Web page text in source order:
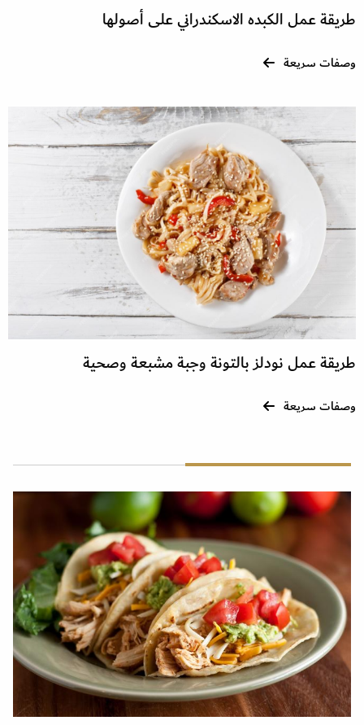
طريقة عمل الكبده الاسكندراني على أصولها
وصفات سريعة
طريقة عمل نودلز بالتونة وجبة مشبعة وصحية
وصفات سريعة